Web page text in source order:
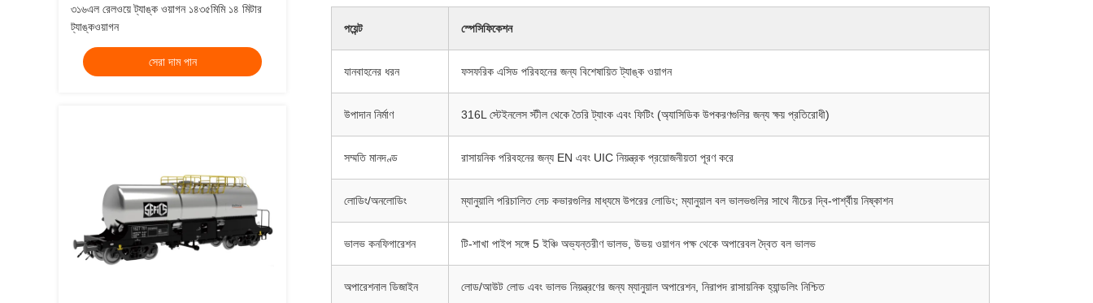
৩১৬এল রেলওয়ে ট্যাঙ্ক ওয়াগন ১৪৩৫মিমি ১৪ মিটার
ট্যাঙ্কওয়াগন
সেরা দাম পান
পয়েন্ট স্পেসিফিকেশন
যানবাহনের ধরন ফসফরিক এসিড পরিবহনের জন্য বিশেষায়িত ট্যাঙ্ক ওয়াগন
উপাদান নির্মাণ 316L স্টেইনলেস স্টীল থেকে তৈরি ট্যাংক এবং ফিটিং (অ্যাসিডিক উপকরণগুলির জন্য ক্ষয় প্রতিরোধী)
সম্মতি মানদণ্ড রাসায়নিক পরিবহনের জন্য EN এবং UIC নিয়ন্ত্রক প্রয়োজনীয়তা পূরণ করে
লোডিং/অনলোডিং ম্যানুয়ালি পরিচালিত লেচ কভারগুলির মাধ্যমে উপরের লোডিং; ম্যানুয়াল বল ভালভগুলির সাথে নীচের দ্বি-পার্শ্বীয় নিষ্কাশন
ভালভ কনফিগারেশন টি-শাখা পাইপ সঙ্গে 5 ইঞ্চি অভ্যন্তরীণ ভালভ, উভয় ওয়াগন পক্ষ থেকে অপারেবল দ্বৈত বল ভালভ
অপারেশনাল ডিজাইন লোড/আউট লোড এবং ভালভ নিয়ন্ত্রণের জন্য ম্যানুয়াল অপারেশন, নিরাপদ রাসায়নিক হ্যান্ডলিং নিশ্চিত